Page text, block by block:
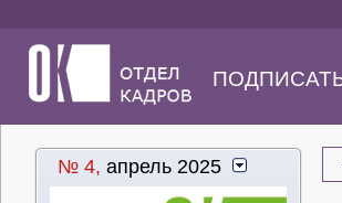
№ 4, апрель 2025